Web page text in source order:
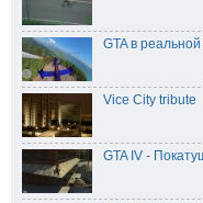
GTA в
Vice City tribute
GTA IV -